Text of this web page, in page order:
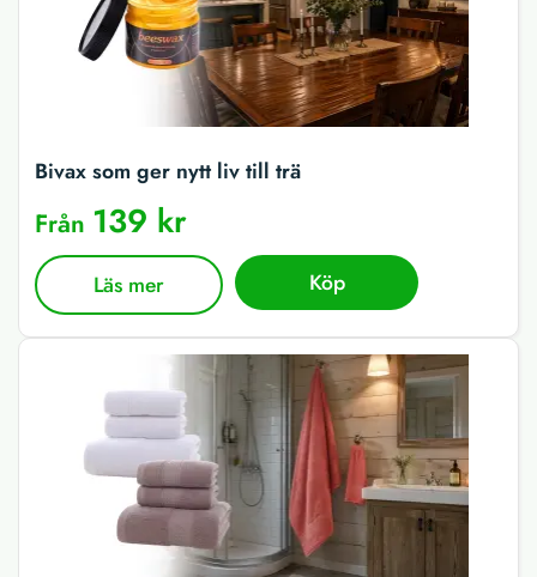
Bivax som ger nytt liv till trä
Från 139 kr
Läs mer Köp